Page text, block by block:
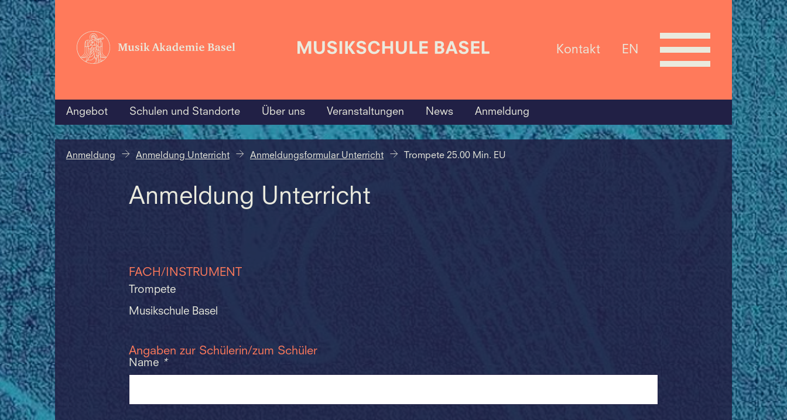
Kontakt EN
Angebot Schulen und Standorte Über uns Veranstaltungen News Anmeldung
Anmeldung Anmeldung Unterricht Anmeldungsformular Unterricht Trompete 25.00 Min. EU
Anmeldung Unterricht
FACH/INSTRUMENT
Trompete
Musikschule Basel
Angaben zur Schülerin/zum Schüler
Name *